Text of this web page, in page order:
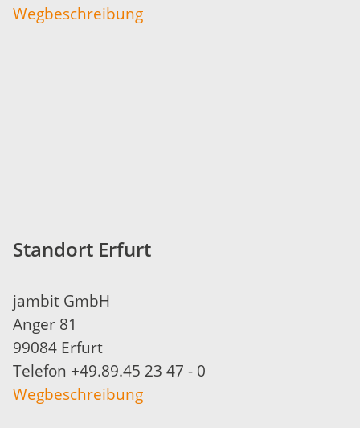
​Wegbeschreibung
Standort Erfurt
jambit GmbH
Anger 81
99084 Erfurt
Telefon +49.89.45 23 47 - 0
Wegbeschreibung